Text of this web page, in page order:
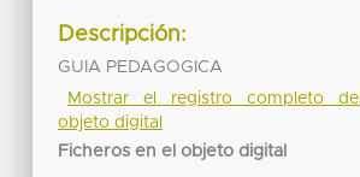
Descripción:
GUIA PEDAGOGICA
Mostrar el registro completo del
objeto digital
Ficheros en el objeto digital